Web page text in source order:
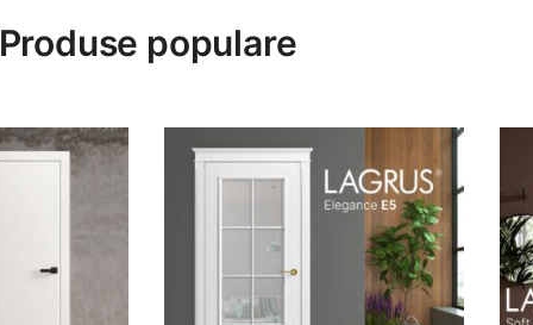
Produse populare